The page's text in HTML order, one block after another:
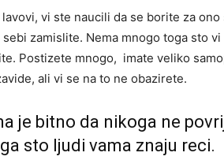
lavovi, vi ste naucili da se borite za
sebi zamislite. Nema mnogo toga sto
Postizete mnogo, imate veliko
ali vi se na to ne obazirete.
je bitno da nikoga ne
sto ljudi vama znaju reci.